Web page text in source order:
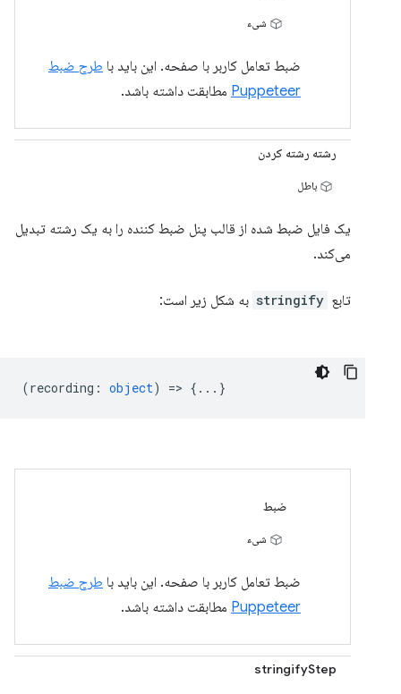
شیء
ضبط تعامل کاربر با صفحه. این باید با طرح ضبط
Puppeteer مطابقت داشته باشد.
رشته رشته کردن
باطل
یک فایل ضبط شده از قالب پنل ضبط کننده را به یک رشته تبدیل
می‌کند.
تابع stringify به شکل زیر است:
(recording : object) => {...}
ضبط
شیء
ضبط تعامل کاربر با صفحه. این باید با طرح ضبط
Puppeteer مطابقت داشته باشد.
stringifyStep